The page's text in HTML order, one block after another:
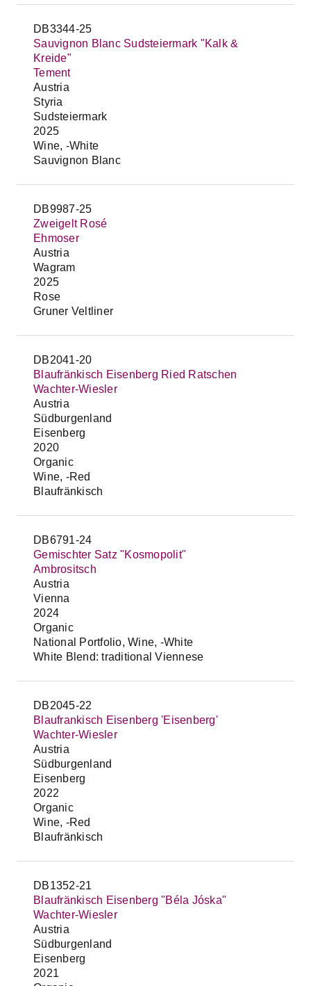
DB3344-25
Sauvignon Blanc Sudsteiermark "Kalk &
Kreide"
Tement
Austria
Styria
Sudsteiermark
2025
Wine, -White
Sauvignon Blanc
DB9987-25
Zweigelt Rosé
Ehmoser
Austria
Wagram
2025
Rose
Gruner Veltliner
DB2041-20
Blaufränkisch Eisenberg Ried Ratschen
Wachter-Wiesler
Austria
Südburgenland
Eisenberg
2020
Organic
Wine, -Red
Blaufränkisch
DB6791-24
Gemischter Satz "Kosmopolit"
Ambrositsch
Austria
Vienna
2024
Organic
National Portfolio, Wine, -White
White Blend: traditional Viennese
DB2045-22
Blaufrankisch Eisenberg 'Eisenberg'
Wachter-Wiesler
Austria
Südburgenland
Eisenberg
2022
Organic
Wine, -Red
Blaufränkisch
DB1352-21
Blaufränkisch Eisenberg "Béla Jóska"
Wachter-Wiesler
Austria
Südburgenland
Eisenberg
2021